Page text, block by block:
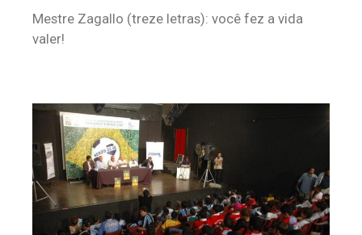
Mestre Zagallo (treze letras): você fez a vida
valer!